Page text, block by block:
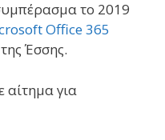
το 2019
Office 365
Έσσης.
αίτημα για